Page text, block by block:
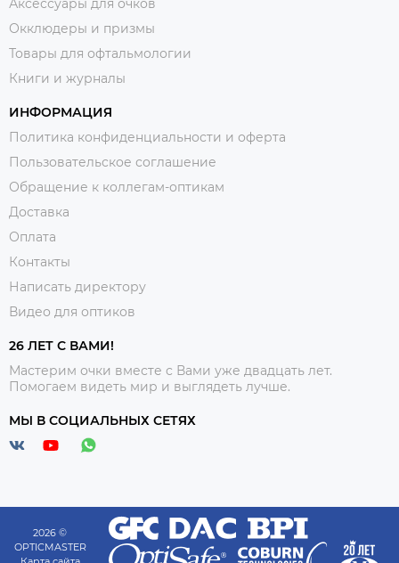
Аксессуары для очков
Окклюдеры и призмы
Товары для офтальмологии
Книги и журналы
ИНФОРМАЦИЯ
Политика конфиденциальности и оферта
Пользовательское соглашение
Обращение к коллегам-оптикам
Доставка
Оплата
Контакты
Написать директору
Видео для оптиков
26 ЛЕТ С ВАМИ!
Мастерим очки вместе с Вами уже двадцать лет.
Помогаем видеть мир и выглядеть лучше.
МЫ В СОЦИАЛЬНЫХ СЕТЯХ
2026 ©
OPTICMASTER